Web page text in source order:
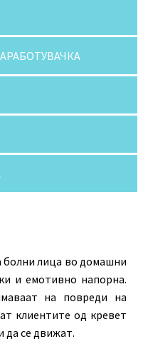
болни лица во домашни
и емотивно напорна.
на повреди на
клиентите од кревет
да се движат.